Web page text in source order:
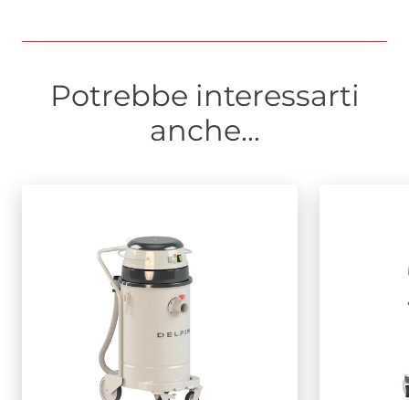
Potrebbe interessarti
anche...